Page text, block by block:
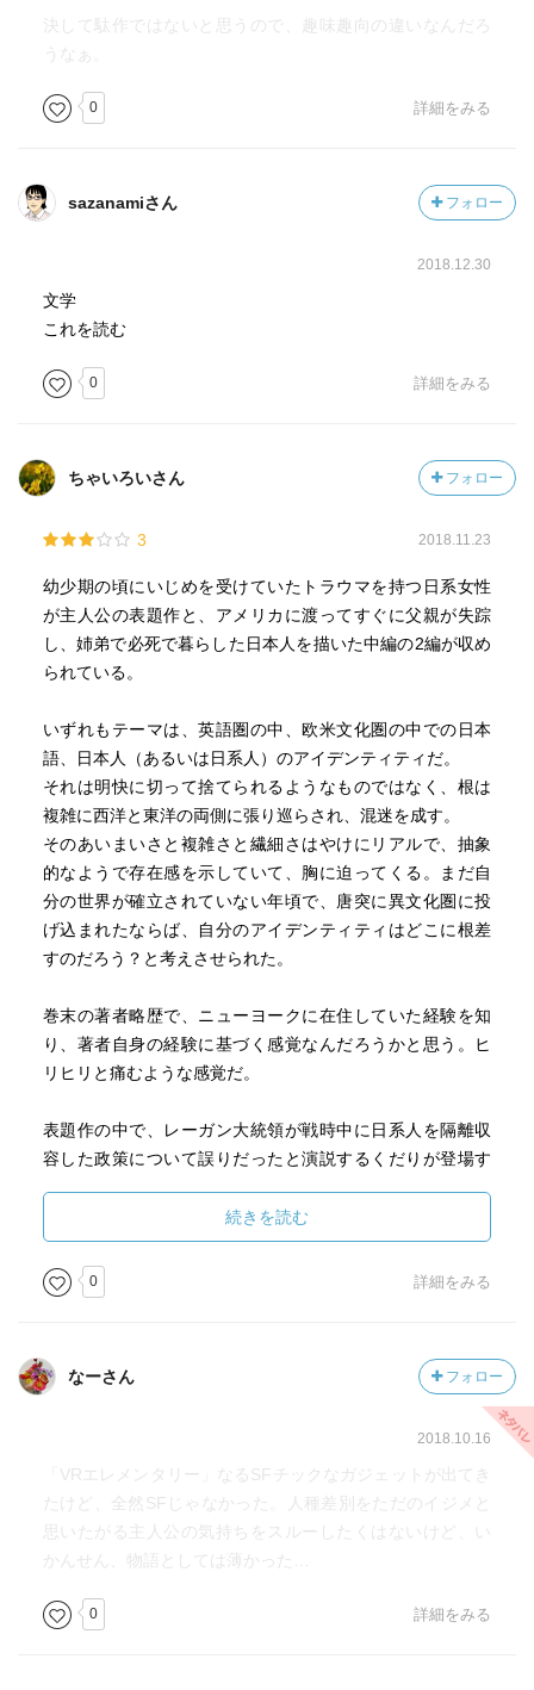
決して駄作ではないと思うので、趣味趣向の違いなんだろ
うなぁ。
0 詳細をみる
sazanamiさん フォロー
2018.12.30
文学
これを読む
0 詳細をみる
ちゃいろいさん フォロー
3 2018.11.23
幼少期の頃にいじめを受けていたトラウマを持つ日系女性
が主人公の表題作と、アメリカに渡ってすぐに父親が失踪
し、姉弟で必死で暮らした日本人を描いた中編の2編が収め
られている。
いずれもテーマは、英語圏の中、欧米文化圏の中での日本
語、日本人（あるいは日系人）のアイデンティティだ。
それは明快に切って捨てられるようなものではなく、根は
複雑に西洋と東洋の両側に張り巡らされ、混迷を成す。
そのあいまいさと複雑さと繊細さはやけにリアルで、抽象
的なようで存在感を示していて、胸に迫ってくる。まだ自
分の世界が確立されていない年頃で、唐突に異文化圏に投
げ込まれたならば、自分のアイデンティティはどこに根差
すのだろう？と考えさせられた。
巻末の著者略歴で、ニューヨークに在住していた経験を知
り、著者自身の経験に基づく感覚なんだろうかと思う。ヒ
リヒリと痛むような感覚だ。
表題作の中で、レーガン大統領が戦時中に日系人を隔離収
容した政策について誤りだったと演説するくだりが登場す
政策や立ち位置について矢のように刺さる。
かつてのアメリカは、かつてのアメリカが目指していたも
のは、今はもうないのだと感じる。
外国の物語を読んでいるような心地よいずれを感じた。
続きを読む
0 詳細をみる
なーさん フォロー
2018.10.16
「VRエレメンタリー」なるSFチックなガジェットが出てき
たけど、全然SFじゃなかった。人種差別をただのイジメと
思いたがる主人公の気持ちをスルーしたくはないけど、い
かんせん、物語としては薄かった…
0 詳細をみる